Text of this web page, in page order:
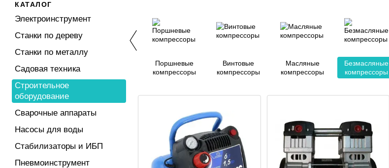
Поршневые
компрессоры
Винтовые
компрессоры
Масляные
компрессоры
Безмасляные
компрессоры
КАТАЛОГ
Электроинструмент
Станки по дереву
Станки по металлу
Садовая техника
Строительное
оборудование
Сварочные аппараты
Насосы для воды
Стабилизаторы и ИБП
Пневмоинструмент